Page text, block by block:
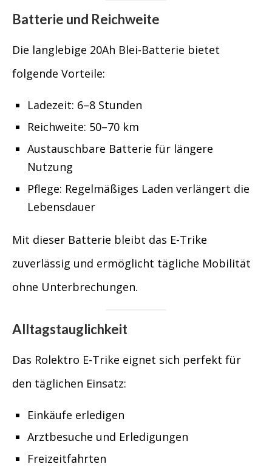
Batterie und Reichweite
Die langlebige 20Ah Blei-Batterie bietet
folgende Vorteile:
Ladezeit: 6–8 Stunden
Reichweite: 50–70 km
Austauschbare Batterie für längere
Nutzung
Pflege: Regelmäßiges Laden verlängert die
Lebensdauer
Mit dieser Batterie bleibt das E-Trike
zuverlässig und ermöglicht tägliche Mobilität
ohne Unterbrechungen.
Alltagstauglichkeit
Das Rolektro E-Trike eignet sich perfekt für
den täglichen Einsatz:
Einkäufe erledigen
Arztbesuche und Erledigungen
Freizeitfahrten